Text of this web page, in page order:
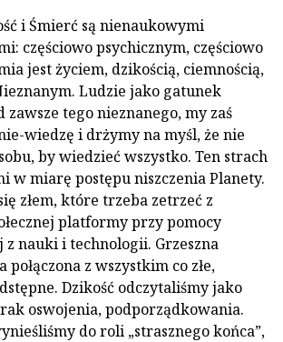
i Śmierć są nienaukowymi
częściowo psychicznym, częściowo
jest życiem, dzikością, ciemnością,
Ludzie jako gatunek
zawsze tego nieznanego, my zaś
wiedzę i drżymy na myśl, że nie
by wiedzieć wszystko. Ten strach
w miarę postępu niszczenia Planety.
złem, które trzeba zetrzeć z
platformy przy pomocy
z nauki i technologii. Grzeszna
połączona z wszystkim co złe,
Dzikość odczytaliśmy jako
oswojenia, podporządkowania.
do roli „strasznego końca”,